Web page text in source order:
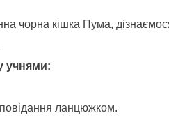
чорна кішка Пума,
учнями:
ланцюжком.